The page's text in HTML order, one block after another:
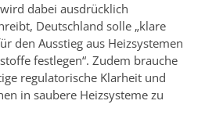
dabei ausdrücklich
Deutschland solle „klare
den Ausstieg aus Heizsystemen
festlegen“. Zudem brauche
regulatorische Klarheit und
in saubere Heizsysteme zu